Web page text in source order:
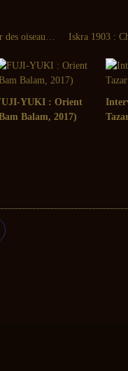
Alberto Novello (JesterN), Flavio Zanuttini : Le retour des oiseaux (Bowindo)
YUKI : Orient
Balam, 2017)